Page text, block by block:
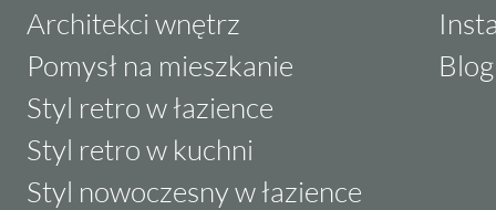
Architekci wnętrz
Pomysł na mieszkanie
Styl retro w łazience
Styl retro w kuchni
Styl nowoczesny w łazience
Blog